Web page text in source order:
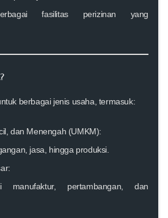
fasilitas perizinan yang
berbagai jenis usaha, termasuk:
dan Menengah (UMKM):
jasa, hingga produksi.
manufaktur, pertambangan, dan